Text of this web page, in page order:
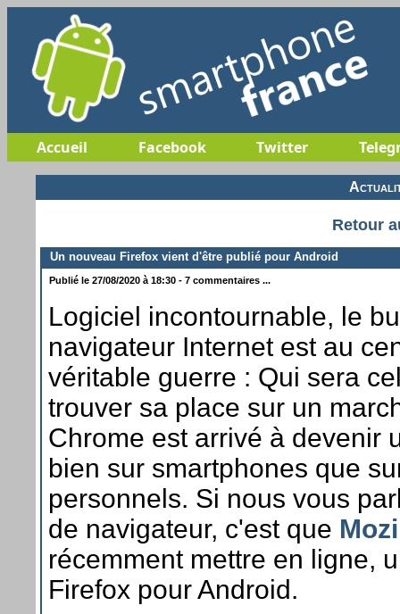
Accueil Facebook Twitter
Retour
Un nouveau Firefox vient d'être publié pour Android
Publié le 27/08/2020 à 18:30 - 7 commentaires ...
Logiciel incontournable, le
navigateur Internet est au
véritable guerre : Qui sera
trouver sa place sur un
Chrome est arrivé à devenir
bien sur smartphones que
personnels. Si nous vous
de navigateur, c'est que
récemment mettre en ligne,
Firefox pour Android.